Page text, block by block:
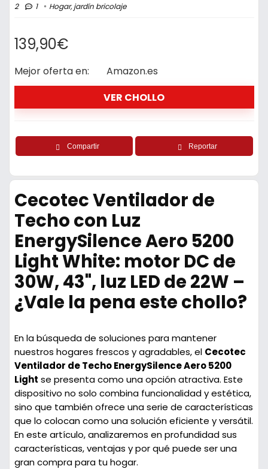
2 1 Hogar, jardín bricolaje
139,90€
Mejor oferta en:
Amazon.es
VER CHOLLO
Compartir Reportar
Cecotec Ventilador de
Techo con Luz
EnergySilence Aero 5200
Light White: motor DC de
30W, 43", luz LED de 22W –
¿Vale la pena este chollo?
En la búsqueda de soluciones para mantener
nuestros hogares frescos y agradables, el Cecotec
Ventilador de Techo EnergySilence Aero 5200
Light se presenta como una opción atractiva. Este
dispositivo no solo combina funcionalidad y estética,
sino que también ofrece una serie de características
que lo colocan como una solución eficiente y versátil.
En este artículo, analizaremos en profundidad sus
características, ventajas y por qué puede ser una
gran compra para tu hogar.